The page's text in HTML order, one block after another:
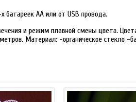
батареек АА или от USB провода.
и режим плавной смены цвета.
Материал: -органическое стекло -